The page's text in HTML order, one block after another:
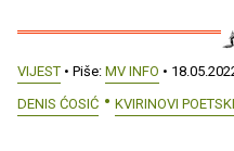
VIJEST • Piše: MV INFO •
DENIS ĆOSIĆ
KVIRINOVI